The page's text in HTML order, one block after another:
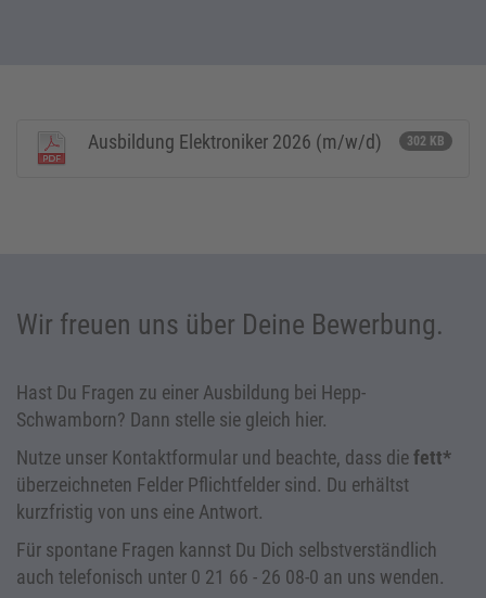
302 KB
Ausbildung Elektroniker 2026 (m/w/d)
Wir freuen uns über Deine Bewerbung.
Hast Du Fragen zu einer Ausbildung bei Hepp-
Schwamborn? Dann stelle sie gleich hier.
Nutze unser Kontaktformular und beachte, dass diefett*
überzeichneten Felder Pflichtfelder sind. Du erhältst
kurzfristig von uns eine Antwort.
Für spontane Fragen kannst Du Dich selbstverständlich
auch telefonisch unter 0 21 66 - 26 08-0 an uns wenden.